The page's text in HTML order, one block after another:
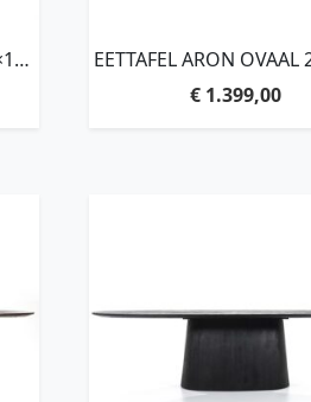
EETTAFEL ARON OVAAL
– ZWART
€ 1.399,00